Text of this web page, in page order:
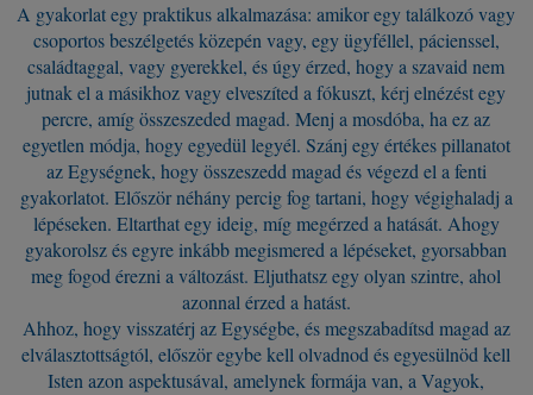
A gyakorlat egy praktikus alkalmazása: amikor egy találkozó vagy
csoportos beszélgetés közepén vagy, egy ügyféllel, pácienssel,
családtaggal, vagy gyerekkel, és úgy érzed, hogy a szavaid nem
jutnak el a másikhoz vagy elveszíted a fókuszt, kérj elnézést egy
percre, amíg összeszeded magad. Menj a mosdóba, ha ez az
egyetlen módja, hogy egyedül legyél. Szánj egy értékes pillanatot
az Egységnek, hogy összeszedd magad és végezd el a fenti
gyakorlatot. Először néhány percig fog tartani, hogy végighaladj a
lépéseken. Eltarthat egy ideig, míg megérzed a hatását. Ahogy
gyakorolsz és egyre inkább megismered a lépéseket, gyorsabban
meg fogod érezni a változást. Eljuthatsz egy olyan szintre, ahol
azonnal érzed a hatást.
Ahhoz, hogy visszatérj az Egységbe, és megszabadítsd magad az
elválasztottságtól, először egybe kell olvadnod és egyesülnöd kell
Isten azon aspektusával, amelynek formája van, a Vagyok,